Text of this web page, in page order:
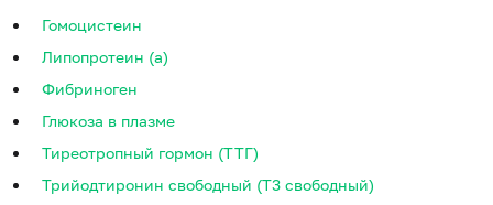
Гомоцистеин
Липопротеин (a)
Фибриноген
Глюкоза в плазме
Тиреотропный гормон (ТТГ)
Трийодтиронин свободный (Т3 свободный)